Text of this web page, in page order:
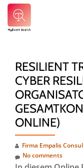
Skip
RESILIENT
CYBER
ONLINE)
Firma Empalis
No comments